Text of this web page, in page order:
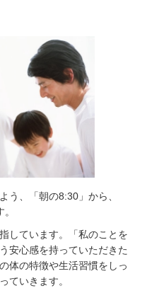
う、「朝の8:30」から、
しています。「私のことを
安心感を持っていただきた
体の特徴や生活習慣をしっ
ていきます。